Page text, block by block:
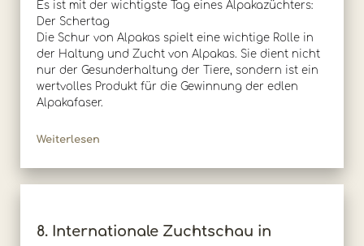
Es ist mit der wichtigste Tag eines Alpakazüchters:
Der Schertag
Die Schur von Alpakas spielt eine wichtige Rolle in
der Haltung und Zucht von Alpakas. Sie dient nicht
nur der Gesunderhaltung der Tiere, sondern ist ein
wertvolles Produkt für die Gewinnung der edlen
Alpakafaser.
Weiterlesen
8. Internationale Zuchtschau in